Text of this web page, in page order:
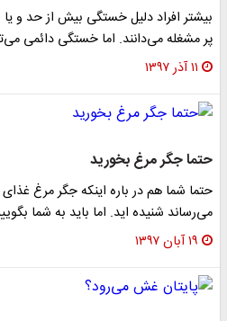
بیشتر افراد دلیل خستگی بیش از حد و
پر مشغله می‌دانند. اما خستگی دائمی
۱۱ آذر ۱۳۹۷
حتما جگر مرغ بخورید
حتما شما هم در باره اینکه جگر مرغ
می‌رساند شنیده اید. اما باید به شما
۱۹ آبان ۱۳۹۷